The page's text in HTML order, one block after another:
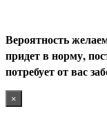
Вероятность
придет в норму,
потребует от вас
×